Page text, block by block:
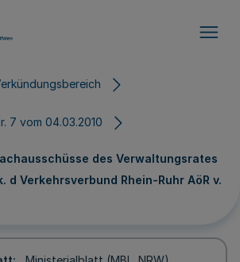
7 vom 04.03.2010
des Verwaltungsrates
d Verkehrsverbund Rhein-Ruhr AöR v.